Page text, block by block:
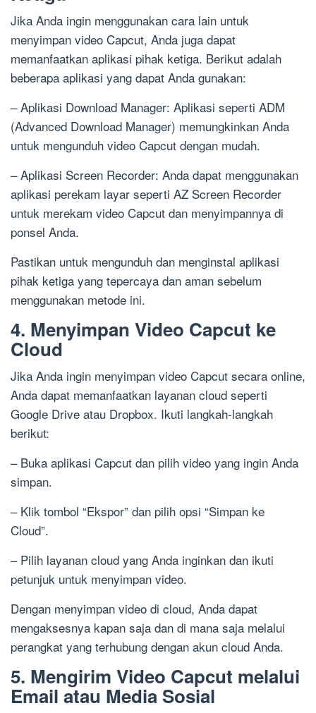
Jika Anda ingin menggunakan cara lain untuk
menyimpan video Capcut, Anda juga dapat
memanfaatkan aplikasi pihak ketiga. Berikut adalah
beberapa aplikasi yang dapat Anda gunakan:
– Aplikasi Download Manager: Aplikasi seperti ADM
(Advanced Download Manager) memungkinkan Anda
untuk mengunduh video Capcut dengan mudah.
– Aplikasi Screen Recorder: Anda dapat menggunakan
aplikasi perekam layar seperti AZ Screen Recorder
untuk merekam video Capcut dan menyimpannya di
ponsel Anda.
Pastikan untuk mengunduh dan menginstal aplikasi
pihak ketiga yang tepercaya dan aman sebelum
menggunakan metode ini.
4. Menyimpan Video Capcut ke
Cloud
Jika Anda ingin menyimpan video Capcut secara online,
Anda dapat memanfaatkan layanan cloud seperti
Google Drive atau Dropbox. Ikuti langkah-langkah
berikut:
– Buka aplikasi Capcut dan pilih video yang ingin Anda
simpan.
– Klik tombol “Ekspor” dan pilih opsi “Simpan ke
Cloud”.
– Pilih layanan cloud yang Anda inginkan dan ikuti
petunjuk untuk menyimpan video.
Dengan menyimpan video di cloud, Anda dapat
mengaksesnya kapan saja dan di mana saja melalui
perangkat yang terhubung dengan akun cloud Anda.
5. Mengirim Video Capcut melalui
Email atau Media Sosial